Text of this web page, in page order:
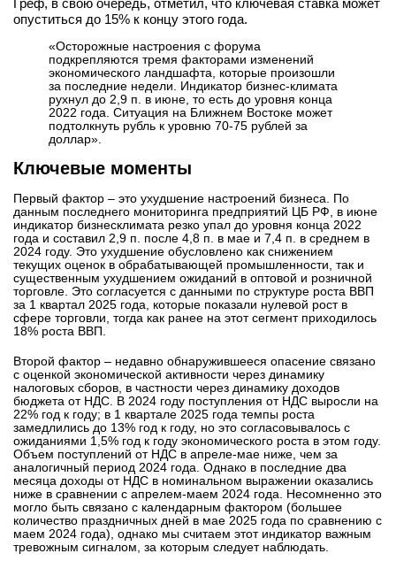
Вход
Греф, в свою очередь, отметил, что ключевая ставка может
опуститься до 15% к концу этого года.
«Осторожные настроения с форума
подкрепляются тремя факторами изменений
экономического ландшафта, которые произошли
за последние недели. Индикатор бизнес-климата
рухнул до 2,9 п. в июне, то есть до уровня конца
2022 года. Ситуация на Ближнем Востоке может
подтолкнуть рубль к уровню 70-75 рублей за
доллар».
Ключевые моменты
Первый фактор – это ухудшение настроений бизнеса. По
данным последнего мониторинга предприятий ЦБ РФ, в июне
индикатор бизнесклимата резко упал до уровня конца 2022
года и составил 2,9 п. после 4,8 п. в мае и 7,4 п. в среднем в
2024 году. Это ухудшение обусловлено как снижением
текущих оценок в обрабатывающей промышленности, так и
существенным ухудшением ожиданий в оптовой и розничной
торговле. Это согласуется с данными по структуре роста ВВП
за 1 квартал 2025 года, которые показали нулевой рост в
сфере торговли, тогда как ранее на этот сегмент приходилось
18% роста ВВП.
Второй фактор – недавно обнаружившееся опасение связано
с оценкой экономической активности через динамику
налоговых сборов, в частности через динамику доходов
бюджета от НДС. В 2024 году поступления от НДС выросли на
22% год к году; в 1 квартале 2025 года темпы роста
замедлились до 13% год к году, но это согласовывалось с
ожиданиями 1,5% год к году экономического роста в этом году.
Объем поступлений от НДС в апреле-мае ниже, чем за
аналогичный период 2024 года. Однако в последние два
месяца доходы от НДС в номинальном выражении оказались
ниже в сравнении с апрелем-маем 2024 года. Несомненно это
могло быть связано с календарным фактором (большее
количество праздничных дней в мае 2025 года по сравнению с
маем 2024 года), однако мы считаем этот индикатор важным
тревожным сигналом, за которым следует наблюдать.